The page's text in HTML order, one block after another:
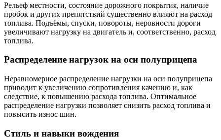
Рельеф местности, состояние дорожного покрытия, наличие
пробок и других препятствий существенно влияют на расход
топлива. Подъёмы, спуски, повороты, неровности дороги
увеличивают нагрузку на двигатель и, соответственно, расход
топлива.
Распределение нагрузок на оси полуприцепа
Неравномерное распределение нагрузки на оси полуприцепа
приводит к увеличению сопротивления качению и, как
следствие, к повышению расхода топлива. Оптимальное
распределение нагрузки позволяет снизить расход топлива и
повысить износ шин.
Стиль и навыки вождения